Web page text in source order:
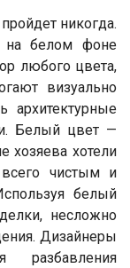
никогда.
на белом фоне
любого цвета,
визуально
архитектурные
Белый цвет —
хозяева хотели
чистым и
белый
несложно
Дизайнеры
разбавления